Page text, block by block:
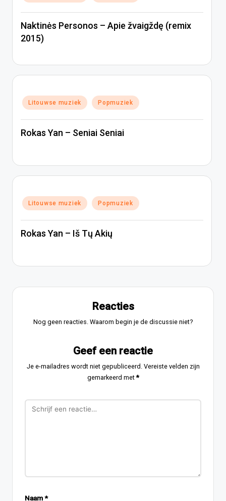
in
Naktinės Personos – Apie žvaigždę (remix
2015)
Geplaatst
in
Litouwse muziek Popmuziek
Rokas Yan – Seniai Seniai
Geplaatst
in
Litouwse muziek Popmuziek
Rokas Yan – Iš Tų Akių
Reacties
Nog geen reacties. Waarom begin je de discussie niet?
Geef een reactie
Je e-mailadres wordt niet gepubliceerd. Vereiste velden zijn
gemarkeerd met*
Naam*